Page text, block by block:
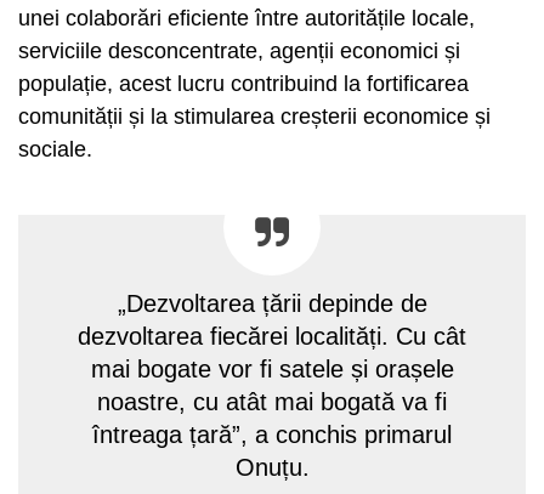
unei colaborări eficiente între autoritățile locale,
serviciile desconcentrate, agenții economici și
populație, acest lucru contribuind la fortificarea
comunității și la stimularea creșterii economice și
sociale.
„Dezvoltarea țării depinde de
dezvoltarea fiecărei localități. Cu cât
mai bogate vor fi satele și orașele
noastre, cu atât mai bogată va fi
întreaga țară”, a conchis primarul
Onuțu.